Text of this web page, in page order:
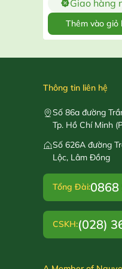
Giao hàng
Thêm vào giỏ
Thông tin liên hệ
Số 86a đường
Tp. Hồ Chí Minh
Số 626A đường
Lộc, Lâm Đồng
Tổng Đài:0868
CSKH:(028)